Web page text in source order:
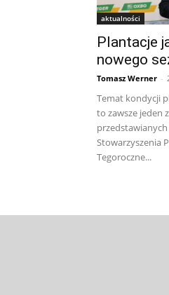
aktualności
Plantacje
nowego
Tomasz Werner -
Temat kondycji
to zawsze jeden
Stowarzyszenia
Tegoroczne...